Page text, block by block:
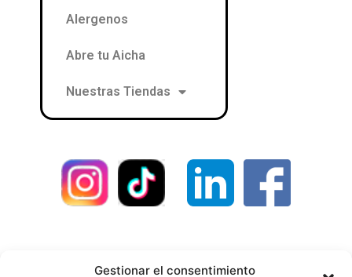
Gestionar el consentimiento
Alergenos
Abre tu Aicha
Nuestras Tiendas
Contacto Política de privacidad